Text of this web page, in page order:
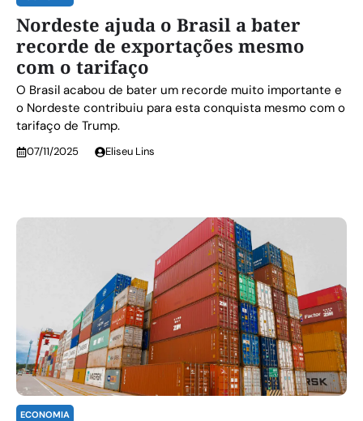
Nordeste ajuda o Brasil a bater
recorde de exportações mesmo
com o tarifaço
O Brasil acabou de bater um recorde muito importante e
o Nordeste contribuiu para esta conquista mesmo com o
tarifaço de Trump.
07/11/2025 Eliseu Lins
ECONOMIA